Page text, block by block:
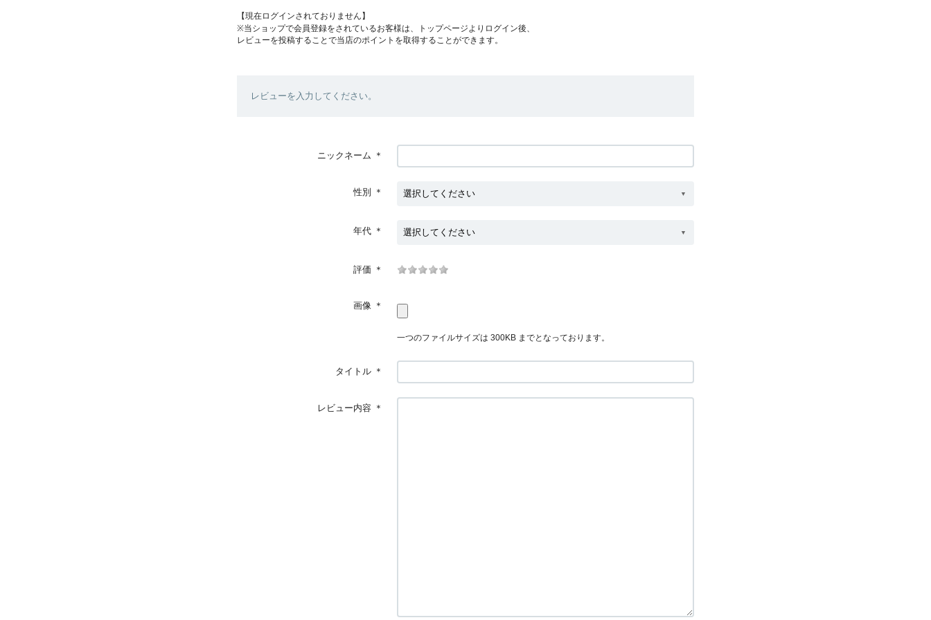
【現在ログインされておりません】
※当ショップで会員登録をされているお客様は、トップページよりログイン後、
レビューを投稿することで当店のポイントを取得することができます。
レビューを入力してください。
ニックネーム ＊
性別 ＊
年代 ＊
評価 ＊
画像 ＊
一つのファイルサイズは 300KB までとなっております。
タイトル ＊
レビュー内容 ＊